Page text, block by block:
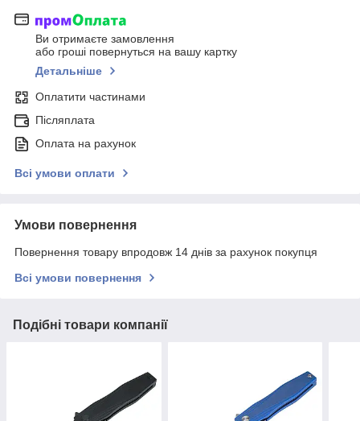
Ви отримаєте замовлення
або гроші повернуться на вашу картку
Детальніше
Оплатити частинами
Післяплата
Оплата на рахунок
Всі умови оплати
Умови повернення
Повернення товару впродовж 14 днів за рахунок покупця
Всі умови повернення
Подібні товари компанії